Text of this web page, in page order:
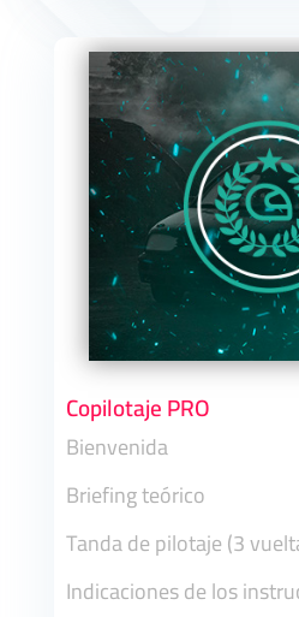
Copilotaje PRO
Bienvenida
Briefing teórico
Tanda de pilotaje (3
Indicaciones de los